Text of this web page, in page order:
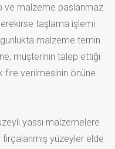
ve malzeme paslanmaz
taşlama işlemi
malzeme temin
müşterinin talep ettiği
verilmesinin önüne
yassı malzemelere
yüzeyler elde